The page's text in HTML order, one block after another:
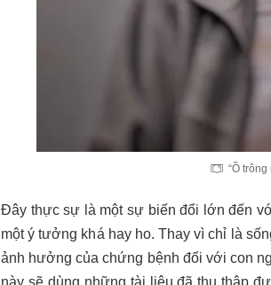
“Ồ
Đây thực sự là một sự biến đổi lớn đến
một ý tưởng khá hay ho. Thay vì chỉ là
ảnh hưởng của chứng bệnh đối với con
này sẽ dùng những tài liệu đã thu thập